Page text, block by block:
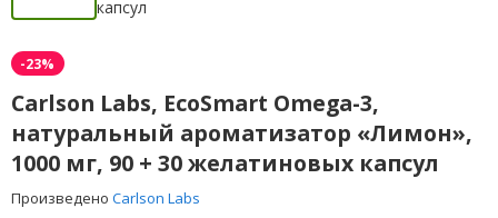
-23%
Carlson Labs, EcoSmart Omega-3,
натуральный ароматизатор «Лимон»,
1000 мг, 90 + 30 желатиновых капсул
Произведено Carlson Labs